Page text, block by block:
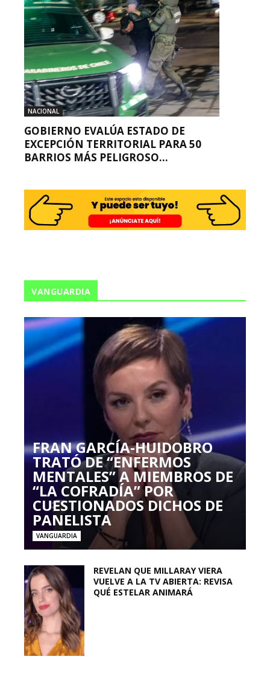
NACIONAL
GOBIERNO EVALÚA ESTADO DE
EXCEPCIÓN TERRITORIAL PARA 50
BARRIOS MÁS PELIGROSO...
VANGUARDIA
FRAN GARCÍA-HUIDOBRO
TRATÓ DE “ENFERMOS
MENTALES” A MIEMBROS DE
“LA COFRADÍA” POR
CUESTIONADOS DICHOS DE
PANELISTA
VANGUARDIA
REVELAN QUE MILLARAY VIERA
VUELVE A LA TV ABIERTA: REVISA
QUÉ ESTELAR ANIMARÁ